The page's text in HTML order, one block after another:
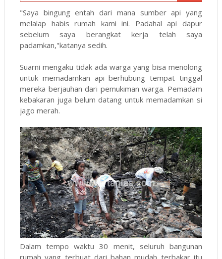
"Saya bingung entah dari mana sumber api yang
melalap habis rumah kami ini. Padahal api dapur
sebelum saya berangkat kerja telah saya
padamkan,"katanya sedih.
Suarni mengaku tidak ada warga yang bisa menolong
untuk memadamkan api berhubung tempat tinggal
mereka berjauhan dari pemukiman warga. Pemadam
kebakaran juga belum datang untuk memadamkan si
jago merah.
Dalam tempo waktu 30 menit, seluruh bangunan